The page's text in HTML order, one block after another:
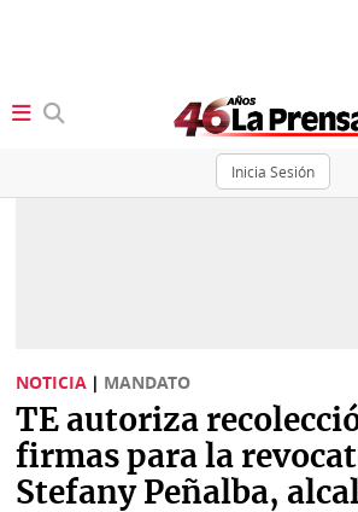
Inicia Sesión
Sociedad
Judiciales
Política
K
Vivir+
NOTICIA | MANDATO
TE autoriza
firmas para la
Stefany Peñalba,